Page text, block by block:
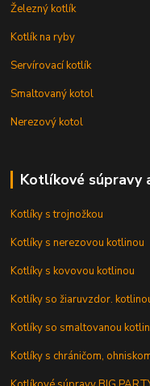
Železný kotlík
Kotlík na ryby
Servírovací kotlík
Smaltovaný kotol
Nerezový kotol
Kotlíkové súpravy
Kotlíky s trojnožkou
Kotlíky s nerezovou kotlinou
Kotlíky s kovovou kotlinou
Kotlíky so žiaruvzdor.
Kotlíky so smaltovanou
Kotlíky s chráničom,